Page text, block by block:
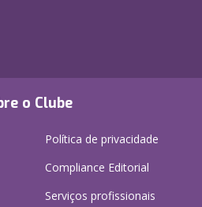
o Clube
Política de privacidade
Compliance Editorial
Serviços profissionais